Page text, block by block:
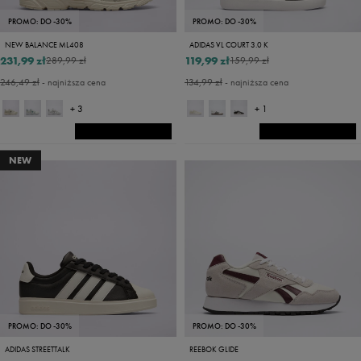
PROMO: DO -30%
NEW BALANCE ML408
289,99 zł
231,99 zł
246,49 zł- najniższa cena
+ 3
PROMO: DO -30%
ADIDAS VL COURT 3.0 K
159,99 zł
119,99 zł
134,99 zł- najniższa cena
+ 1
NEW
PROMO: DO -30%
ADIDAS STREETTALK
PROMO: DO -30%
REEBOK GLIDE